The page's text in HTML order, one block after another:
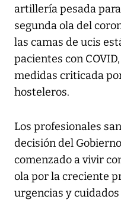
artillería pesada
segunda ola del
las camas de ucis
pacientes con
medidas criticada
hosteleros.
Los profesionales
decisión del
comenzado a vivir
ola por la creciente
urgencias y